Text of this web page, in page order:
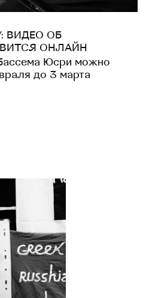
ВИДЕО ОБ
ОНЛАЙН
Юсри можно
до 3 марта